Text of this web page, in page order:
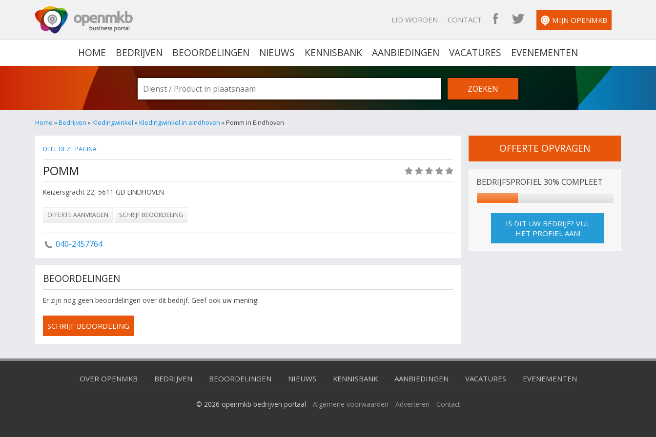
LID WORDEN CONTACT OPENMKB FACEBOOK
OPENMKB TWITTER
MIJN OPENMKB
HOME BEDRIJVEN BEOORDELINGEN NIEUWS KENNISBANK AANBIEDINGEN VACATURES EVENEMENTEN
Home »Bedrijven »Kledingwinkel »Kledingwinkel in eindhoven » Pomm in Eindhoven
DEEL DEZE PAGINA
POMM
Keizersgracht 22, 5611 GD EINDHOVEN
OFFERTE AANVRAGEN SCHRIJF BEOORDELING
040-2457764
BEOORDELINGEN
Er zijn nog geen beoordelingen over dit bedrijf. Geef ook uw mening!
SCHRIJF BEOORDELING
OFFERTE OPVRAGEN
BEDRIJFSPROFIEL 30% COMPLEET
IS DIT UW BEDRIJF? VUL
HET PROFIEL AAN!
OVER OPENMKB BEDRIJVEN BEOORDELINGEN NIEUWS KENNISBANK AANBIEDINGEN VACATURES EVENEMENTEN
© 2026 openmkb bedrijven portaal Algemene voorwaarden Adverteren Contact